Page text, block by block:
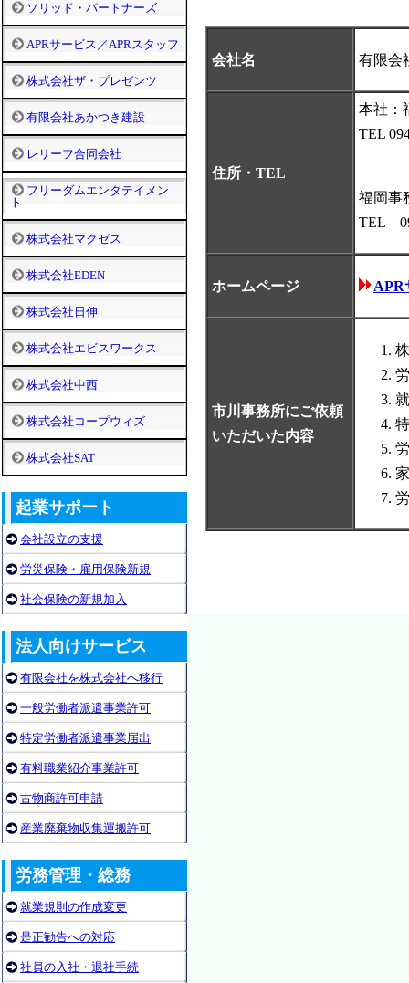
ソリッド・パートナーズ
APRサービス／APRスタッフ
株式会社ザ・プレゼンツ
有限会社あかつき建設
レリーフ合同会社
フリーダムエンタテイメン
ト
株式会社マクゼス
株式会社EDEN
株式会社日伸
株式会社エビスワークス
株式会社中西
株式会社コープウィズ
株式会社SAT
起業サポート
会社設立の支援
労災保険・雇用保険新規
社会保険の新規加入
法人向けサービス
有限会社を株式会社へ移行
一般労働者派遣事業許可
特定労働者派遣事業届出
有料職業紹介事業許可
古物商許可申請
産業廃棄物収集運搬許可
労務管理・総務
就業規則の作成変更
是正勧告への対応
社員の入社・退社手続
会社名 有限会
住所・TEL
本社：
TEL
福岡事
TEL
ホームページ APR
市川事務所にご依頼
いただいた内容